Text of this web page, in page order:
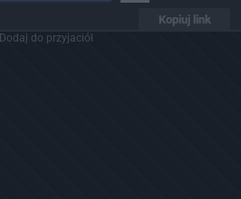
Kopiuj link
Dodaj do przyjaciół